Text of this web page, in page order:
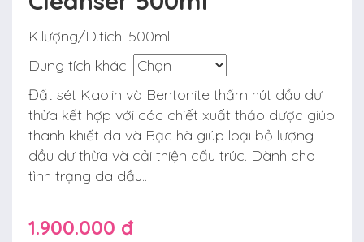
K.lượng/D.tích: 500ml
Dung tích khác:
Đất sét Kaolin và Bentonite thấm hút dầu dư
thừa kết hợp với các chiết xuất thảo dược giúp
thanh khiết da và Bạc hà giúp loại bỏ lượng
dầu dư thừa và cải thiện cấu trúc. Dành cho
tình trạng da dầu..
1.900.000 đ